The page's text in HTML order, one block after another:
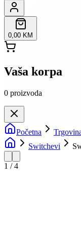
0,00 KM
Vaša korpa
0 proizvoda
Početna
Switchevi
1 /4